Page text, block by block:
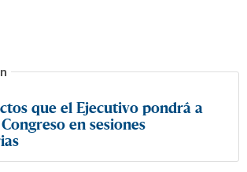
que el Ejecutivo pondrá a
en sesiones